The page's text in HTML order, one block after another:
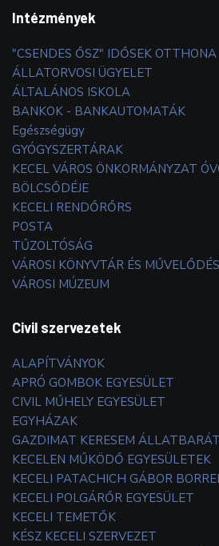
Intézmények
"CSENDES ŐSZ" IDŐSEK OTTHONA
ÁLLATORVOSI ÜGYELET
ÁLTALÁNOS ISKOLA
BANKOK - BANKAUTOMATÁK
Egészségügy
GYÓGYSZERTÁRAK
KECEL VÁROS ÖNKORMÁNYZAT
BÖLCSŐDÉJE
KECELI RENDŐRŐRS
POSTA
TŰZOLTÓSÁG
VÁROSI KÖNYVTÁR ÉS
VÁROSI MÚZEUM
Civil szervezetek
ALAPÍTVÁNYOK
APRÓ GOMBOK EGYESÜLET
CIVIL MŰHELY EGYESÜLET
EGYHÁZAK
GAZDIMAT KERESEM
KECELEN MŰKÖDŐ EGYESÜLETEK
KECELI PATACHICH GÁBOR
KECELI POLGÁRŐR EGYESÜLET
KECELI TEMETŐK
KÉSZ KECELI SZERVEZET